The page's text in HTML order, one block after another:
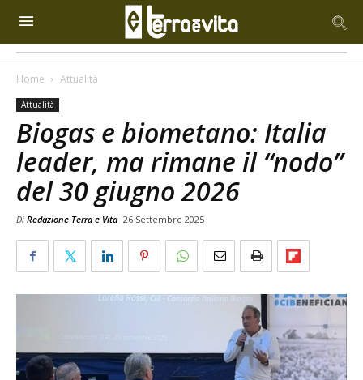
Home Attualità
Attualità
Biogas e biometano: Italia
leader, ma rimane il “nodo”
del 30 giugno 2026
Di Redazione Terra e Vita 26 Settembre 2025